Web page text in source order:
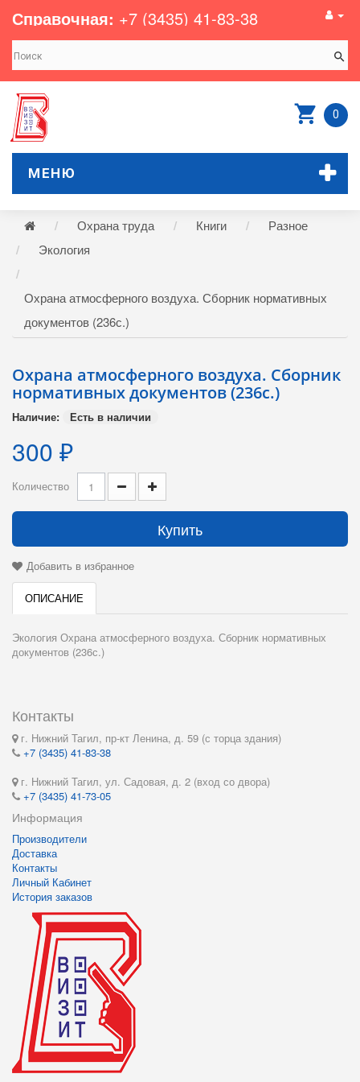
Справочная: +7 (3435) 41-83-38
0
МЕНЮ
Охрана труда Книги
Разное
Экология
Охрана атмосферного воздуха. Сборник нормативных
документов (236с.)
Охрана атмосферного воздуха. Сборник
нормативных документов (236с.)
Наличие: Есть в наличии
300 ₽
Количество
Купить
Добавить в избранное
ОПИСАНИЕ
Экология Охрана атмосферного воздуха. Сборник нормативных
документов (236с.)
Контакты
г. Нижний Тагил, пр-кт Ленина, д. 59 (с торца здания)
+7 (3435) 41-83-38
г. Нижний Тагил, ул. Садовая, д. 2 (вход со двора)
+7 (3435) 41-73-05
Информация
Производители
Доставка
Контакты
Личный Кабинет
История заказов